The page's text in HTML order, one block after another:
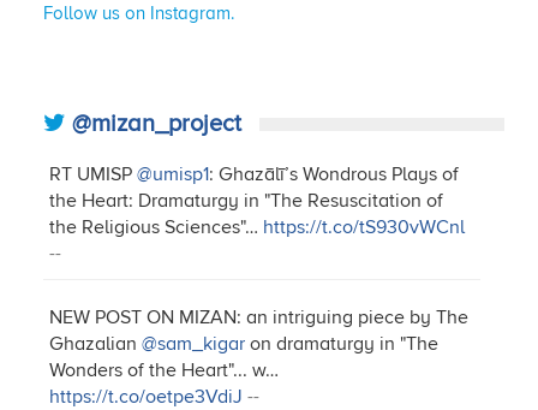
Follow us on Instagram.
@mizan_project
RT UMISP@umisp1: Ghazālī’s Wondrous Plays of
the Heart: Dramaturgy in "The Resuscitation of
the Religious Sciences"… https://t.co/tS930vWCnl
--
NEW POST ON MIZAN: an intriguing piece by The
Ghazalian@sam_kigar on dramaturgy in "The
Wonders of the Heart"... w…
https://t.co/oetpe3VdiJ --